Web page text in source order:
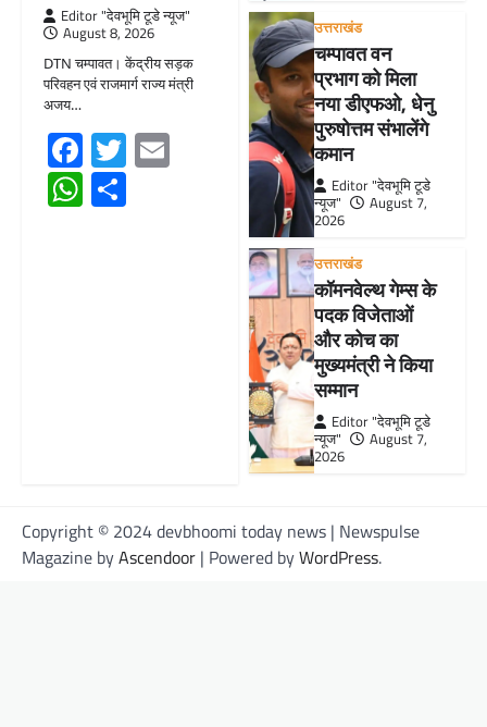
Editor "देवभूमि टूडे न्यूज"
August 8, 2026
DTN चम्पावत। केंद्रीय सड़क
परिवहन एवं राजमार्ग राज्य मंत्री
अजय…
Facebook
TwitterEmail
WhatsApp
उत्तराखंड
चम्पावत वन
प्रभाग को मिला
नया डीएफओ, धेनु
पुरुषोत्तम संभालेंगे
कमान
Editor "देवभूमि टूडे
न्यूज"
August 7,
2026
उत्तराखंड
कॉमनवेल्थ गेम्स के
पदक विजेताओं
और कोच का
मुख्यमंत्री ने किया
सम्मान
Editor "देवभूमि टूडे
न्यूज"
August 7,
2026
Copyright © 2024 devbhoomi today news | Newspulse
Magazine byAscendoor | Powered byWordPress.